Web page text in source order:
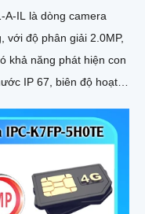
A-IL là dòng camera
với độ phân giải 2.0MP,
khả năng phát hiện con
IP 67, biên độ hoạt